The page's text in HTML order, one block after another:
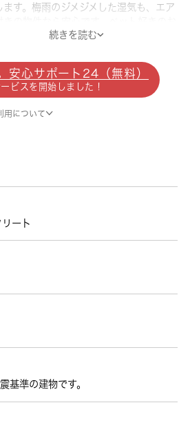
ます。梅雨のジメジメした湿気も、エア
は嬉しい、ペット相談可能な物件です。
談可の物件で仲良く楽しく生活しましょ
きるだけ早めに不動産情報を集めたい方
スタッフまでご連絡ください。地域の不
報をいち早くお届けします。
続きを読む
安心サポート24（無料）
ビスを開始しました！
用について
ート
基準の建物です。